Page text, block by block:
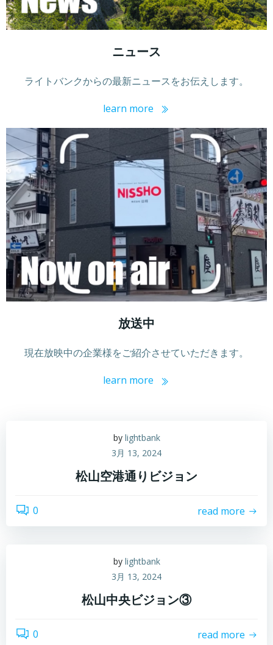
ニュース
ライトバンクからの最新ニュースをお伝えします。
learn more
放送中
現在放映中の企業様をご紹介させていただきます。
learn more
by lightbank
3月 13, 2024
松山空港通りビジョン
0 read more
by lightbank
3月 13, 2024
松山中央ビジョン③
0 read more